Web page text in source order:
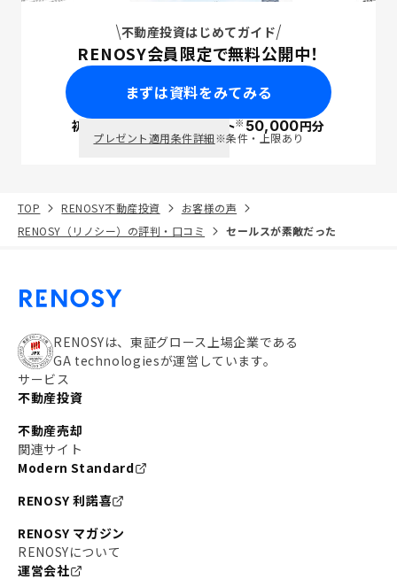
不動産投資はじめてガイド
RENOSY会員限定で無料公開中！
まずは資料をみてみる
初回面談で ポイント※50,000円分
プレゼント適用条件詳細※条件・上限あり
TOP RENOSY不動産投資
お客様の声
RENOSY（リノシー）の評判・口コミ
セールスが素敵だった
RENOSYは、東証グロース上場企業である
GA technologiesが運営しています。
サービス
不動産投資
不動産売却
関連サイト
Modern Standard
RENOSY 利諾喜
RENOSY マガジン
RENOSYについて
運営会社